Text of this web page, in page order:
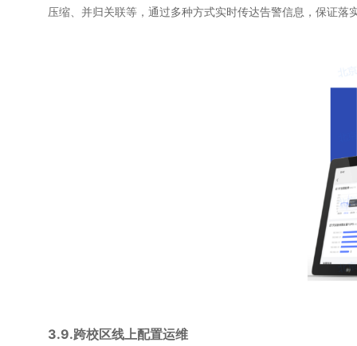
压缩、并归关联等，通过多种方式实时传达告警信息，保证
3.9.跨校区线上配置运维